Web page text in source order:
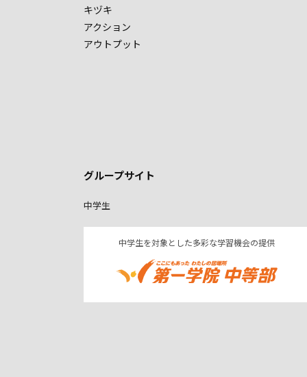
キヅキ
アクション
アウトプット
グループサイト
中学生
中学生を対象とした多彩な学習機会の提供